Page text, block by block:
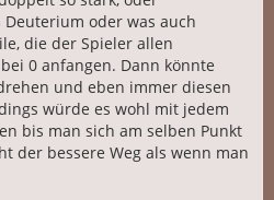
oder was auch
die der Spieler allen
0 anfangen. Dann könnte
und eben immer diesen
würde es wohl mit jedem
bis man sich am selben Punkt
der bessere Weg als wenn man